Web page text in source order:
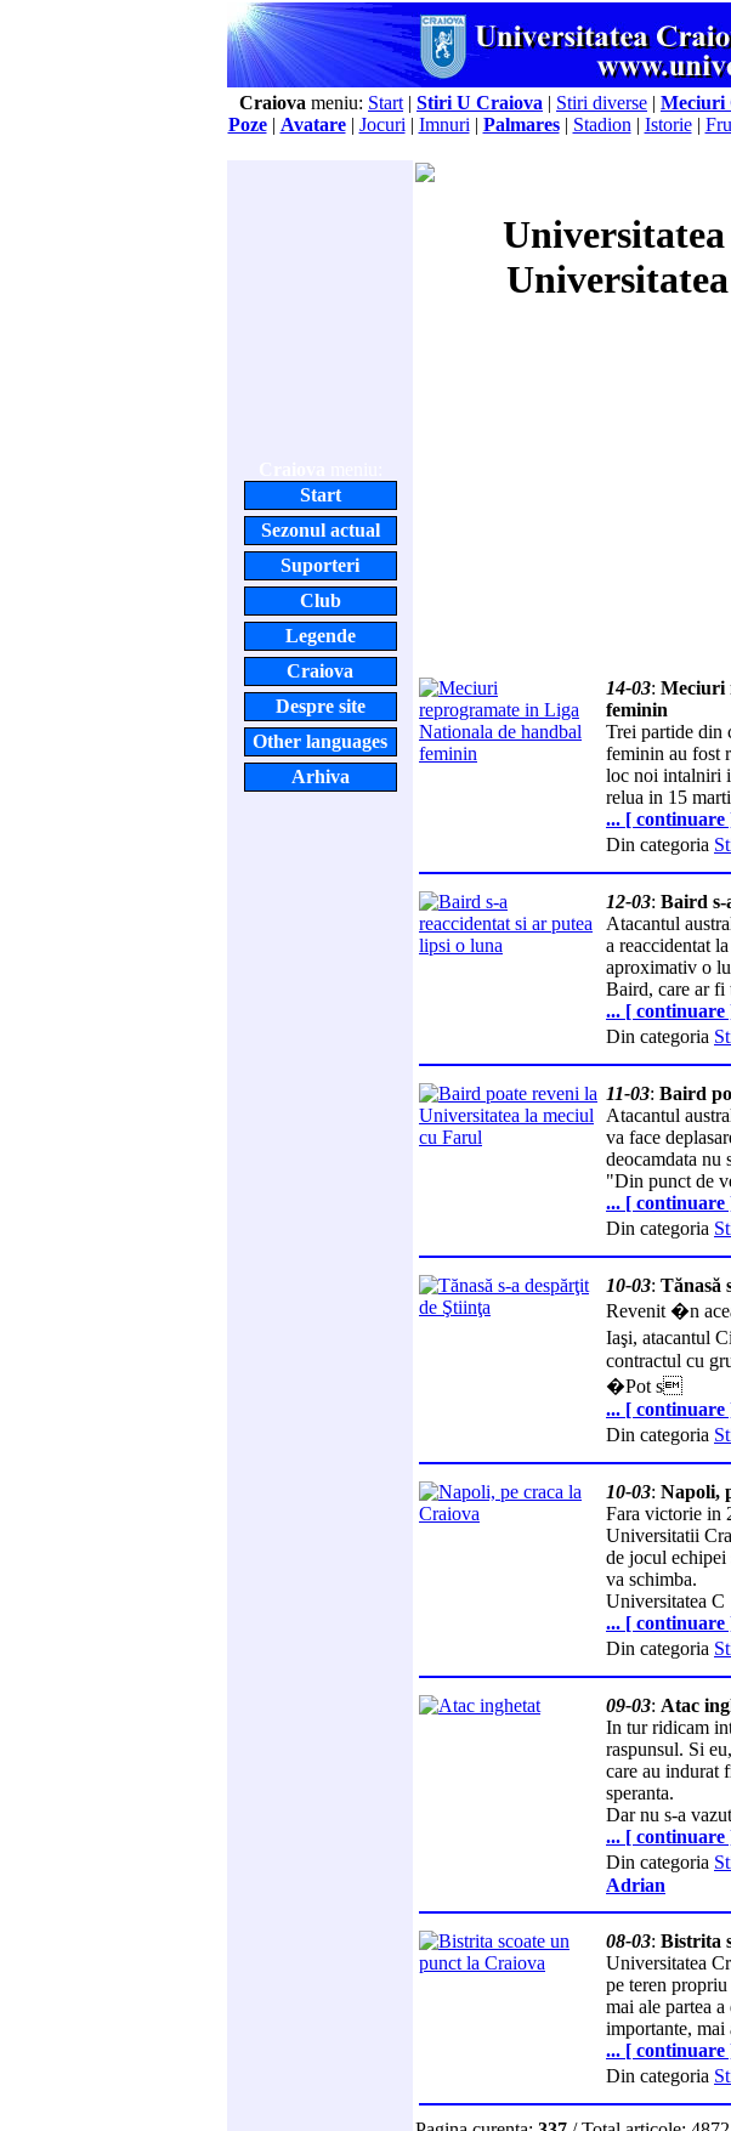
Craiova meniu: Start | Stiri U Craiova | Stiri diverse | Meciuri
Poze| Avatare| Jocuri | Imnuri | Palmares| Stadion | Istorie|
Start
Sezonul actual
Suporteri
Club
Legende
Craiova
Despre site
Other languages
Arhiva
14-03: Meciuri
feminin
Trei partide din
feminin au fost
loc noi intalniri
relua in 15
... [ continuare
Din categoria
12-03: Baird s-
Atacantul
a reaccidentat
aproximativ o
Baird, care ar fi
... [ continuare
Din categoria
11-03: Baird
Atacantul
va face
deocamdata nu
"Din punct de
... [ continuare
Din categoria
10-03: Tănasă
Revenit �n
Iaşi, atacantul
contractul cu
�Pot s
... [ continuare
Din categoria
10-03: Napoli,
Fara victorie in
Universitatii
de jocul echipei
va schimba.
Universitatea C
... [ continuare
Din categoria
09-03: Atac
In tur ridicam
raspunsul. Si
care au indurat
speranta.
Dar nu s-a
... [ continuare
Din categoria
Adrian
08-03: Bistrita
Universitatea
pe teren
mai ale partea
importante, mai
... [ continuare
Din categoria